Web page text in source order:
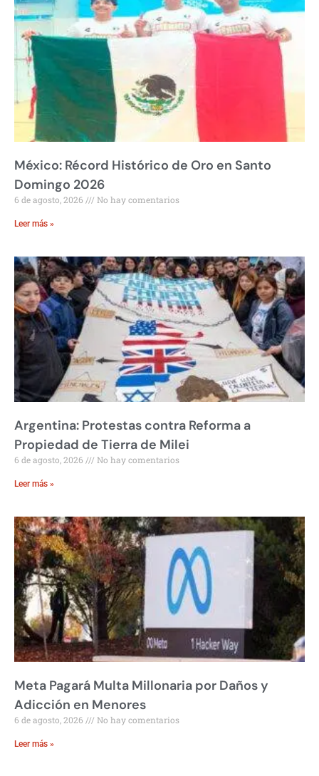
México: Récord Histórico de Oro en Santo
Domingo 2026
6 de agosto, 2026 No hay comentarios
Leer más »
Argentina: Protestas contra Reforma a
Propiedad de Tierra de Milei
6 de agosto, 2026 No hay comentarios
Leer más »
Meta Pagará Multa Millonaria por Daños y
Adicción en Menores
6 de agosto, 2026 No hay comentarios
Leer más »